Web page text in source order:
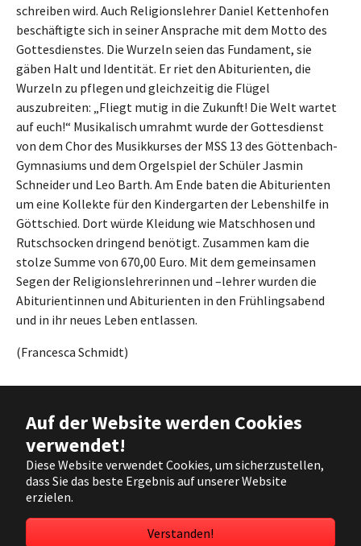
Auf der Website werden Cookies
verwendet!
Diese Website verwendet Cookies, um sicherzustellen,
dass Sie das beste Ergebnis auf unserer Website
erzielen.
Verstanden!
schreiben wird. Auch Religionslehrer Daniel Kettenhofen
beschäftigte sich in seiner Ansprache mit dem Motto des
Gottesdienstes. Die Wurzeln seien das Fundament, sie
gäben Halt und Identität. Er riet den Abiturienten, die
Wurzeln zu pflegen und gleichzeitig die Flügel
auszubreiten: „Fliegt mutig in die Zukunft! Die Welt wartet
auf euch!“ Musikalisch umrahmt wurde der Gottesdienst
von dem Chor des Musikkurses der MSS 13 des Göttenbach-
Gymnasiums und dem Orgelspiel der Schüler Jasmin
Schneider und Leo Barth. Am Ende baten die Abiturienten
um eine Kollekte für den Kindergarten der Lebenshilfe in
Göttschied. Dort würde Kleidung wie Matschhosen und
Rutschsocken dringend benötigt. Zusammen kam die
stolze Summe von 670,00 Euro. Mit dem gemeinsamen
Segen der Religionslehrerinnen und –lehrer wurden die
Abiturientinnen und Abiturienten in den Frühlingsabend
und in ihr neues Leben entlassen.
(Francesca Schmidt)
Impressum
Kontakt